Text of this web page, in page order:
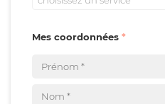
Mes coordonnées